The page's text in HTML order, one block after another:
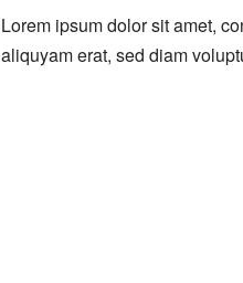
Lorem ipsum dolor sit amet,
aliquyam erat, sed diam